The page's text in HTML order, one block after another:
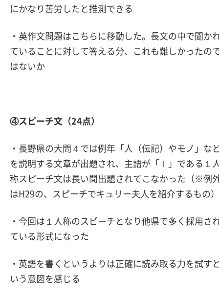
にかなり苦労したと推測できる
・英作文問題はこちらに移動した。長文の中で聞か
ていることに対して答える分、これも難しかったの
はないか
④スピーチ文（24点）
・長野県の大問４では例年「人（伝記）やモノ」な
を説明する文章が出題され、主語が「Ⅰ」である１
称スピーチ文は長い間出題されてこなかった（※例
はH29の、スピーチでキュリー夫人を紹介するもの）
・今回は１人称のスピーチとなり他県で多く採用さ
ている形式になった
・英語を書くというよりは正確に読み取る力を試す
いう意図を感じる